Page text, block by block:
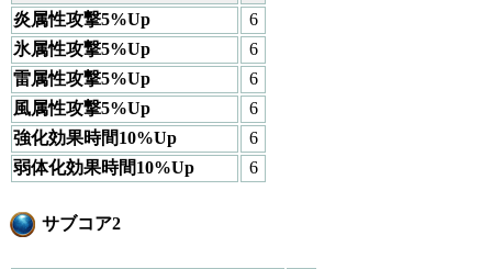
炎属性攻撃5%Up
6
氷属性攻撃5%Up
6
雷属性攻撃5%Up
6
風属性攻撃5%Up
6
強化効果時間10%Up
6
弱体化効果時間10%Up
6
サブコア2